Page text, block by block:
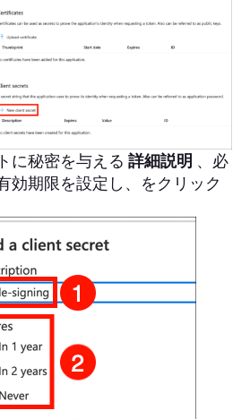
に秘密を与える 詳細説明 、必
効期限を設定し、をクリック